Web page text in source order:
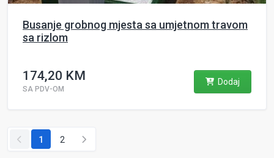
Busanje grobnog mjesta sa umjetnom travom
sa rizlom
174,20 KM
SA PDV-OM
Dodaj
1 2